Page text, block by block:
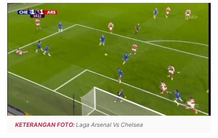
DAERAH NASIONAL
MANCA SPORT
PRIVACY
POLICY
BERITA
WARGA
INFORMASI
IKLAN
KIRIM
TULISAN
PENGADUAN TERM
KETERANGAN FOTO: Laga Arsenal Vs Chelsea